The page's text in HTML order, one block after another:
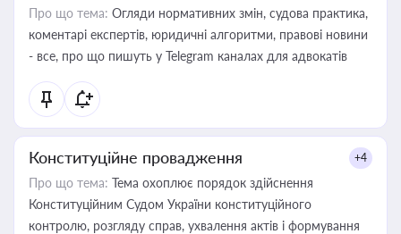
Про що тема: Огляди нормативних змін, судова практика,
коментарі експертів, юридичні алгоритми, правові новини
- все, про що пишуть у Telegram каналах для адвокатів
Конституційне провадження +4
Про що тема: Тема охоплює порядок здійснення
Конституційним Судом України конституційного
контролю, розгляду справ, ухвалення актів і формування